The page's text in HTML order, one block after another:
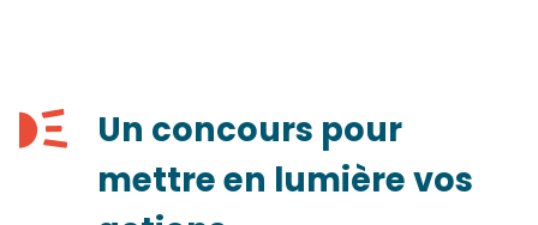
Un concours pour
mettre en lumière vos